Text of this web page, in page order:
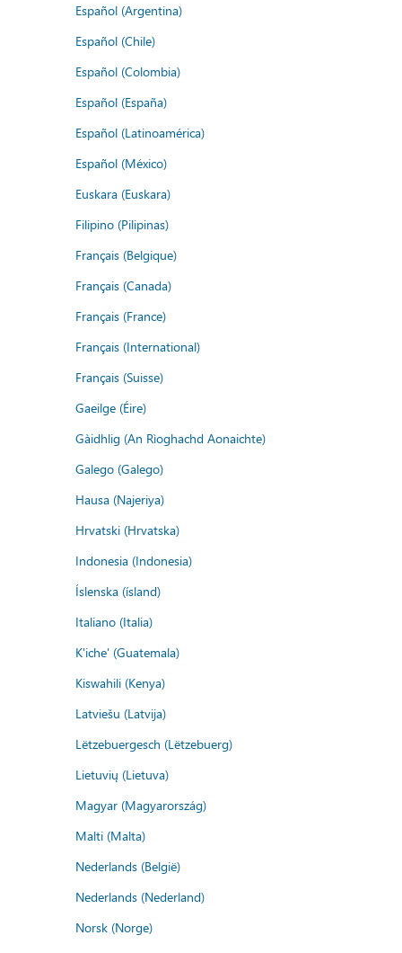
Español (Argentina)
Español (Chile)
Español (Colombia)
Español (España)
Español (Latinoamérica)
Español (México)
Euskara (Euskara)
Filipino (Pilipinas)
Français (Belgique)
Français (Canada)
Français (France)
Français (International)
Français (Suisse)
Gaeilge (Éire)
Gàidhlig (An Rìoghachd Aonaichte)
Galego (Galego)
Hausa (Najeriya)
Hrvatski (Hrvatska)
Indonesia (Indonesia)
Íslenska (ísland)
Italiano (Italia)
K'iche' (Guatemala)
Kiswahili (Kenya)
Latviešu (Latvija)
Lëtzebuergesch (Lëtzebuerg)
Lietuvių (Lietuva)
Magyar (Magyarország)
Malti (Malta)
Nederlands (België)
Nederlands (Nederland)
Norsk (Norge)